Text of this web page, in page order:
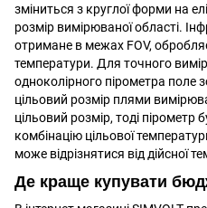
зміниться з круглої форми на
розмір вимірюваної області.
отримане в межах FOV,
температури. Для точного
одноколірного пірометра поле
цільовий розмір плями
цільовий розмір, тоді пірометр
комбінацію цільової
може відрізнятися від дійсної
Де краще купувати